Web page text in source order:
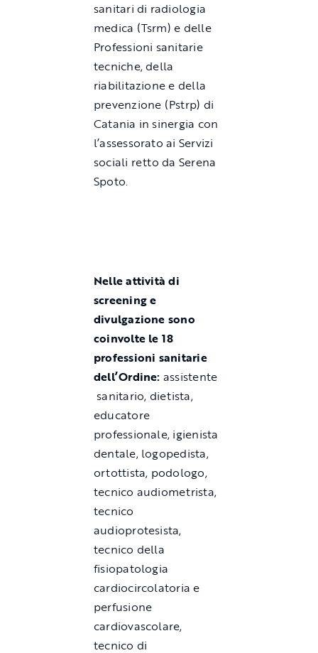
sanitari di radiologia
medica (Tsrm) e delle
Professioni sanitarie
tecniche, della
riabilitazione e della
prevenzione (Pstrp) di
Catania in sinergia con
l’assessorato ai Servizi
sociali retto da Serena
Spoto.
Nelle attività di
screening e
divulgazione sono
coinvolte le 18
professioni sanitarie
dell’Ordine: assistente
sanitario, dietista,
educatore
professionale, igienista
dentale, logopedista,
ortottista, podologo,
tecnico audiometrista,
tecnico
audioprotesista,
tecnico della
fisiopatologia
cardiocircolatoria e
perfusione
cardiovascolare,
tecnico di